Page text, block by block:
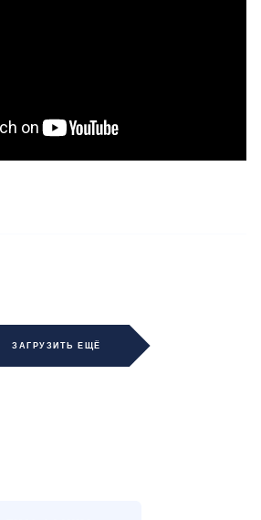
ЗАГРУЗИТЬ ЕЩЁ